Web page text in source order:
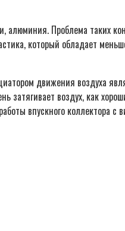
Проблема таких
который обладает
движения воздуха
воздух, как
впускного коллектора с